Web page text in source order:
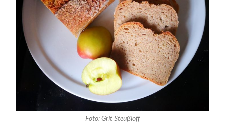
Foto: Grit Steußloff